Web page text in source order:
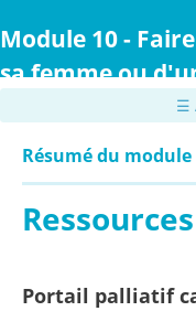
au
principal
Module 10 -
sa femme ou
☰
Résumé du module
Ressources
Portail palliatif